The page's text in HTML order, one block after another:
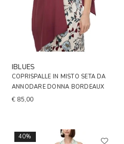
IBLUES
COPRISPALLE IN MISTO SETA DA
ANNODARE DONNA BORDEAUX
€ 85,00
40%